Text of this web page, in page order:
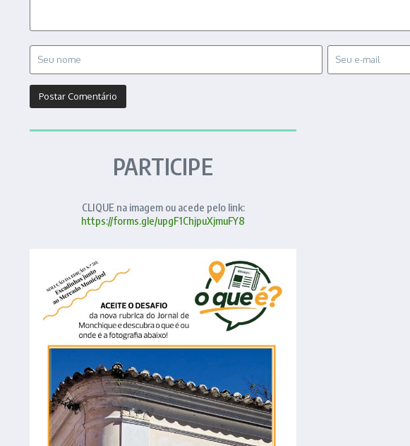
PARTICIPE
CLIQUE na imagem ou acede pelo link:
https://forms.gle/upgF1ChjpuXjmuFY8